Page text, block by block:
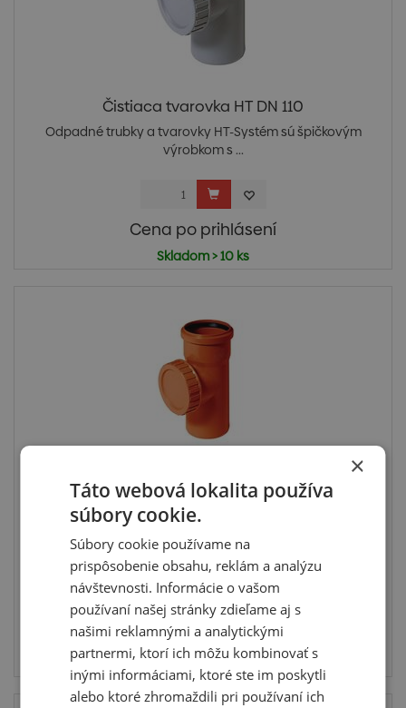
Čistiaca tvarovka HT DN 110
Odpadné trubky a tvarovky HT-Systém sú špičkovým
výrobkom s ...
Cena po prihlásení
Skladom > 10 ks
Čistiaci T- kus pre kanalizačné potrubie KG DN
110
Kanalizačný čistiaci kus vyrobený z PVC s priemerom 110
Sy...
Cena po prihlásení
Skladom posledné 4 ks
×
Táto webová lokalita používa
súbory cookie.
Súbory cookie používame na
prispôsobenie obsahu, reklám a analýzu
návštevnosti. Informácie o vašom
používaní našej stránky zdieľame aj s
našimi reklamnými a analytickými
partnermi, ktorí ich môžu kombinovať s
inými informáciami, ktoré ste im poskytli
alebo ktoré zhromaždili pri používaní ich